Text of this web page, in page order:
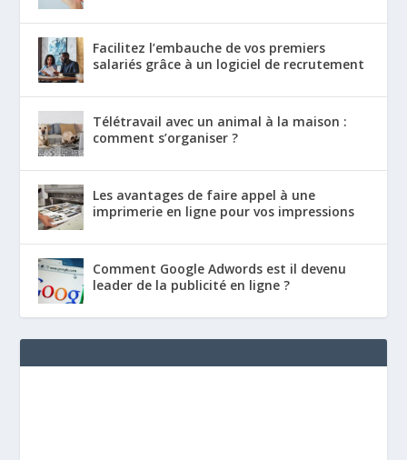
Facilitez l’embauche de vos premiers
salariés grâce à un logiciel de recrutement
Télétravail avec un animal à la maison :
comment s’organiser ?
Les avantages de faire appel à une
imprimerie en ligne pour vos impressions
Comment Google Adwords est il devenu
leader de la publicité en ligne ?